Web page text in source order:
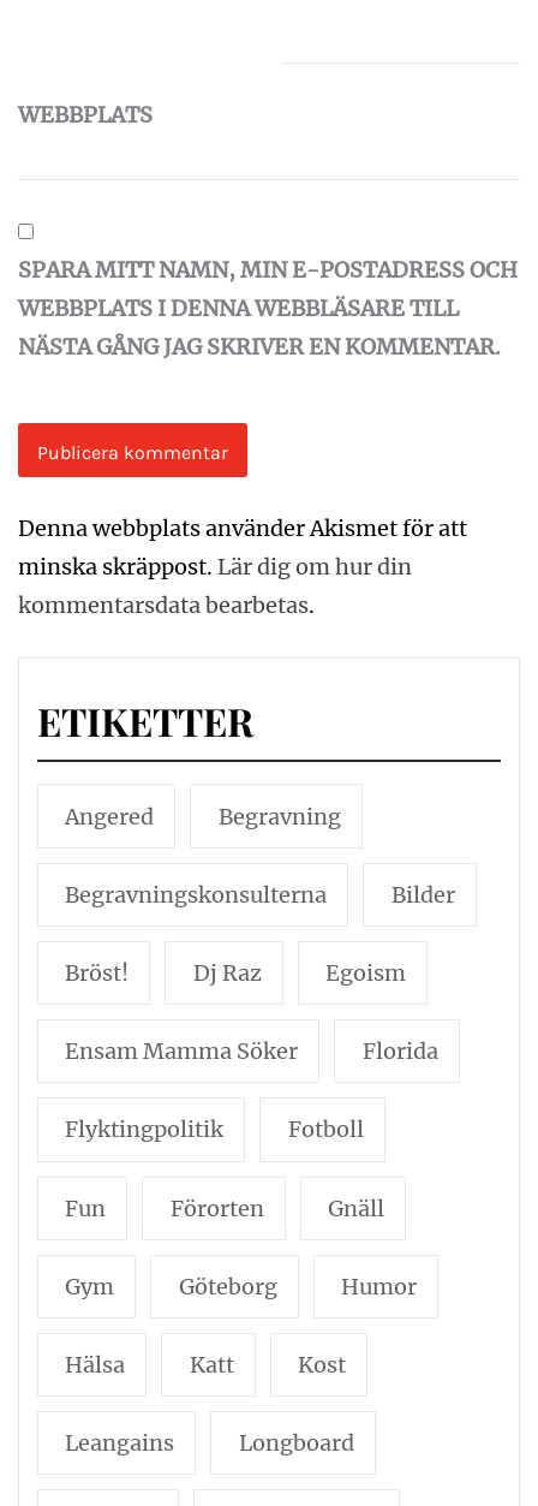
WEBBPLATS
SPARA MITT NAMN, MIN E-POSTADRESS OCH
WEBBPLATS I DENNA WEBBLÄSARE TILL
NÄSTA GÅNG JAG SKRIVER EN KOMMENTAR.
Denna webbplats använder Akismet för att
minska skräppost. Lär dig om hur din
kommentarsdata bearbetas.
ETIKETTER
Angered Begravning
Begravningskonsulterna Bilder
Bröst! Dj Raz Egoism
Ensam Mamma Söker Florida
Flyktingpolitik Fotboll
Fun Förorten Gnäll
Gym Göteborg Humor
Hälsa Katt Kost
Leangains Longboard